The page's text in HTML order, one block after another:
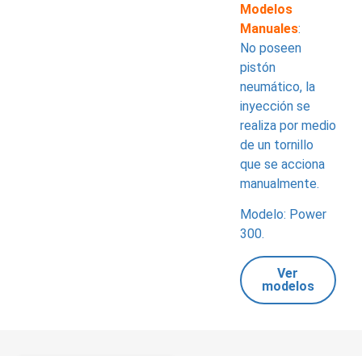
Modelos
Manuales:
No poseen
pistón
neumático, la
inyección se
realiza por medio
de un tornillo
que se acciona
manualmente.
Modelo: Power
300.
Ver
modelos